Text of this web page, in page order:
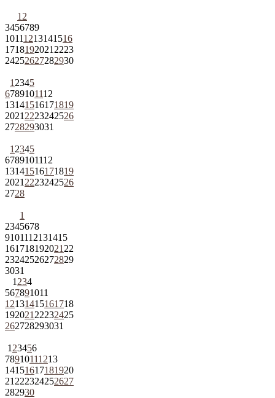
1 2
3456789
10111213141516
1718192021 2223
24252627282930
1 2345
6789101112
13141516171819
2021 2223242526
2728293031
1 2345
6789101112
13141516171819
2021 2223242526
2728
1
2345678
9101112131415
161718192021 22
23242526272829
3031
1 234
567891011
12131415161718
192021 22232425
262728293031
1 23456
78910111213
14151617181920
21 222324252627
282930